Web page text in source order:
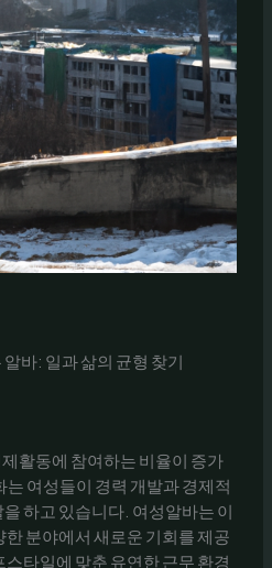
바: 일과 삶의 균형 찾기
활동에 참여하는 비율이 증가
여성들이 경력 개발과 경제적
하고 있습니다. 여성알바는 이
분야에서 새로운 기회를 제공
타일에 맞춘 유연한 근무 환경